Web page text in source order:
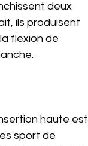
deux
ils produisent
flexion de
haute est
sport de